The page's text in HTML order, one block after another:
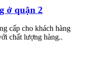
ở quận 2
cấp cho khách hàng
chất lượng hàng..